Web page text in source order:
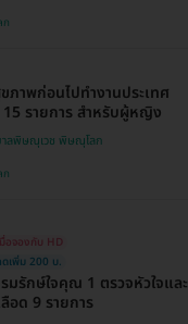
ภาพก่อนไปทำงานประเทศ
15 รายการ สำหรับผู้หญิง
าลพิษณุเวช พิษณุโลก
อจองกับ HD
ดเพิ่ม 200 บ.
มรักษ์ใจคุณ 1 ตรวจหัวใจและ
อด 9 รายการ